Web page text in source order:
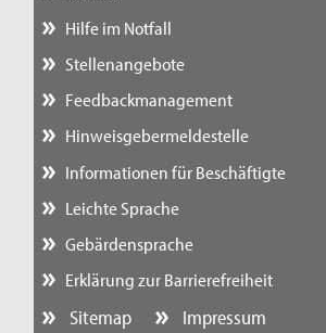
Hilfe im Notfall
Stellenangebote
Feedbackmanagement
Hinweisgebermeldestelle
Informationen für Beschäftigte
Leichte Sprache
Gebärdensprache
Erklärung zur Barrierefreiheit
Sitemap Impressum